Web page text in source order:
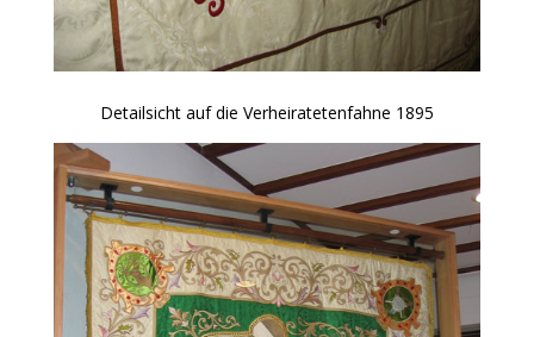
Detailsicht auf die Verheiratetenfahne 1895